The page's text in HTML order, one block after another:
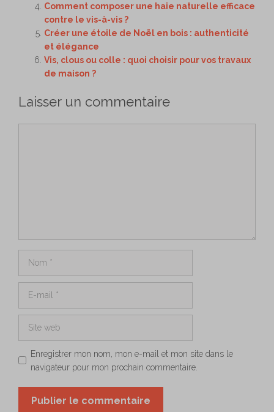
Comment composer une haie naturelle efficace
contre le vis-à-vis ?
Créer une étoile de Noël en bois : authenticité
et élégance
Vis, clous ou colle : quoi choisir pour vos travaux
de maison ?
Laisser un commentaire
Enregistrer mon nom, mon e-mail et mon site dans le
navigateur pour mon prochain commentaire.